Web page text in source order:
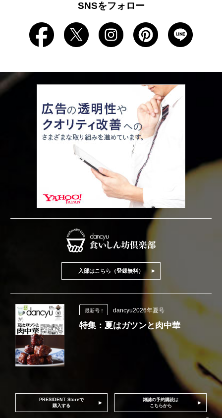
SNSをフォロー
入部はこちら（登録無料）
最新号！ dancyu2026年夏号
特集：夏はガツンと肉中華
PRESIDENT Storeで
購入する
雑誌の予約購読は
こちらから